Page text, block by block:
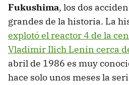
Fukushima, los dos
grandes de la historia. La
explotó el reactor 4 de la
Vladimir Ilich Lenin cerca
abril de 1986 es muy
hace solo unos meses la